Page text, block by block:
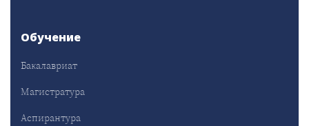
Обучение
Бакалавриат
Магистратура
Аспирантура